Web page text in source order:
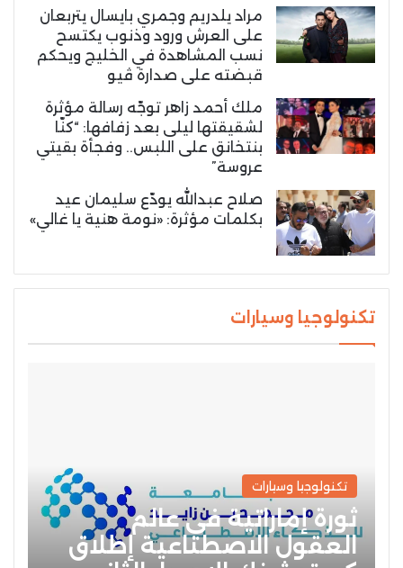
مراد يلدريم وجمري بايسال يتربعان
على العرش ورود وذنوب يكتسح
نسب المشاهدة في الخليج ويحكم
قبضته على صدارة ڤيو
ملك أحمد زاهر توجّه رسالة مؤثرة
لشقيقتها ليلى بعد زفافها: “كنّا
بنتخانق على اللبس.. وفجأة بقيتي
عروسة”
صلاح عبدالله يودّع سليمان عيد
بكلمات مؤثرة: «نومة هنية يا غالي»
تكنولوجيا وسيارات
تكنولوجيا وسيارات
ثورة إماراتية في عالم
العقول الاصطناعية إطلاق